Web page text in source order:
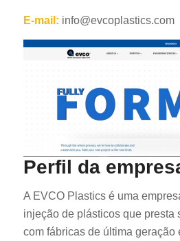
E-mail: info@evcoplastics.com
Perfil da
A EVCO Plastics é uma
injeção de plásticos que presta
com fábricas de última geração